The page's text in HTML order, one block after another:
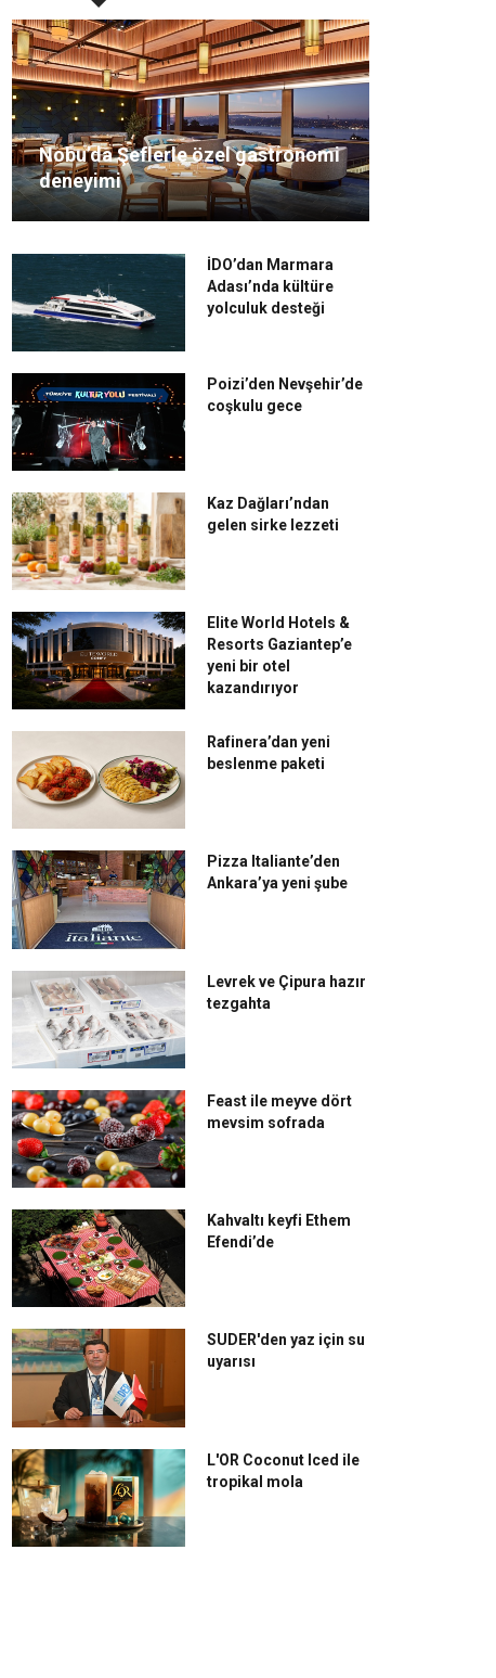
tarihinde keyif var
Istanbul’da geleneksel
iftar ziyafetleri
Nobu’da Şeflerle özel gastronomi
deneyimi
İDO’dan Marmara
Adası’nda kültüre
yolculuk desteği
Poizi’den Nevşehir’de
coşkulu gece
Kaz Dağları’ndan
gelen sirke lezzeti
Elite World Hotels &
Resorts Gaziantep’e
yeni bir otel
kazandırıyor
Rafinera’dan yeni
beslenme paketi
Pizza Italiante’den
Ankara’ya yeni şube
Levrek ve Çipura hazır
tezgahta
Feast ile meyve dört
mevsim sofrada
Kahvaltı keyfi Ethem
Efendi’de
SUDER'den yaz için su
uyarısı
L'OR Coconut Iced ile
tropikal mola